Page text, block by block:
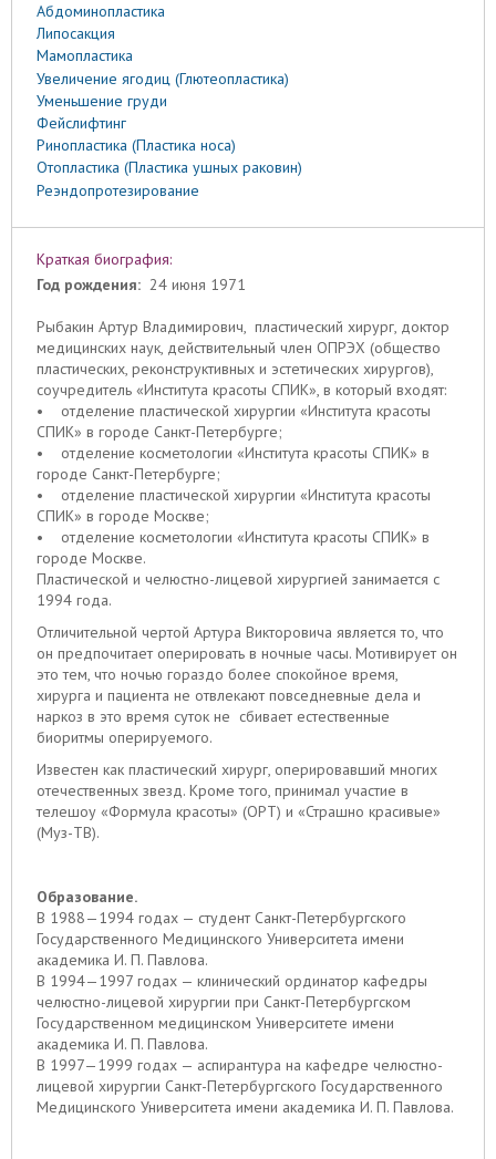
Абдоминопластика
Липосакция
Мамопластика
Увеличение ягодиц (Глютеопластика)
Уменьшение груди
Фейслифтинг
Ринопластика (Пластика носа)
Отопластика (Пластика ушных раковин)
Реэндопротезирование
Краткая биография:
Год рождения: 24 июня 1971
Рыбакин Артур Владимирович, пластический хирург, доктор
медицинских наук, действительный член ОПРЭХ (общество
пластических, реконструктивных и эстетических хирургов),
соучредитель «Института красоты СПИК», в который входят:
• отделение пластической хирургии «Института красоты
СПИК» в городе Санкт-Петербурге;
• отделение косметологии «Института красоты СПИК» в
городе Санкт-Петербурге;
• отделение пластической хирургии «Института красоты
СПИК» в городе Москве;
• отделение косметологии «Института красоты СПИК» в
городе Москве.
Пластической и челюстно-лицевой хирургией занимается с
1994 года.
Отличительной чертой Артура Викторовича является то, что
он предпочитает оперировать в ночные часы. Мотивирует он
это тем, что ночью гораздо более спокойное время,
хирурга и пациента не отвлекают повседневные дела и
наркоз в это время суток не сбивает естественные
биоритмы оперируемого.
Известен как пластический хирург, оперировавший многих
отечественных звезд. Кроме того, принимал участие в
телешоу «Формула красоты» (ОРТ) и «Страшно красивые»
(Муз-ТВ).
Образование.
В 1988—1994 годах — студент Санкт-Петербургского
Государственного Медицинского Университета имени
академика И. П. Павлова.
В 1994—1997 годах — клинический ординатор кафедры
челюстно-лицевой хирургии при Санкт-Петербургском
Государственном медицинском Университете имени
академика И. П. Павлова.
В 1997—1999 годах — аспирантура на кафедре челюстно-
лицевой хирургии Санкт-Петербургского Государственного
Медицинского Университета имени академика И. П. Павлова.